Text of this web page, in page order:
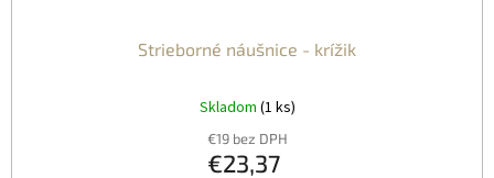
Strieborné náušnice - krížik
Skladom (1 ks)
€19 bez DPH
€23,37